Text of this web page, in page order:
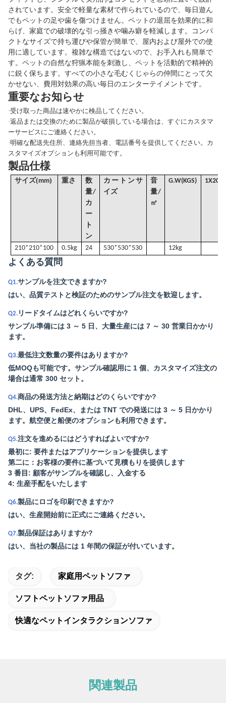
されています。安全で軽量な素材で作られているので、毎日遊ん
でもペットの足や歯を傷つけません。ペットの退屈を効果的に和
らげ、家庭での破壊的な引っ掻きや噛み癖を軽減します。コンパ
クトなサイズで持ち運びや保管が簡単で、屋内および屋外での使
用に適しています。複雑な構造ではないので、お手入れも簡単で
す。ペットの自然な狩猟本能を刺激し、ペットを活動的で精神的
に鋭く保ちます。すべての小さな毛むくじゃらの仲間にとって欠
かせない、費用対効果の高い毎日のエンターテイメントです。
重要なお知らせ
·受け取った商品は速やかに検品してください。
·返品または交換のために製品が破損している場合は、すぐにカスタマ
ーサービスにご連絡ください。
·明確な配送先住所、連絡先担当者、電話番号を提供してください。カ
スタマイズオプションも利用可能です。
製品仕様
サイズ(mm) 重さ
数
量/
カ
ー
ト
ン
カートンサ
イズ
音
量/
㎥
G.W(KGS)
210*210*100 0.5kg 24 530*530*530 12kg
よくある質問
Q1.サンプルを注文できますか?
はい、品質テストと検証のためのサンプル注文を歓迎します。
Q2. リードタイムはどれくらいですか?
サンプル準備には 3 ～ 5 日、大量生産には 7 ～ 30 営業日かかり
ます。
Q3.最低注文数量の要件はありますか?
低MOQも可能です。サンプル確認用に 1 個、カスタマイズ注文の
場合は通常 300 セット。
Q4.商品の発送方法と納期はどのくらいですか?
DHL、UPS、FedEx、または TNT での発送には 3 ～ 5 日かかり
ます。航空便と船便のオプションも利用できます。
Q5.注文を進めるにはどうすればよいですか?
最初に: 要件またはアプリケーションを提供します
第二に：お客様の要件に基づいて見積もりを提供します
3 番目: 顧客がサンプルを確認し、入金する
4: 生産手配をいたします
Q6.製品にロゴを印刷できますか?
はい、生産開始前に正式にご連絡ください。
Q7.製品保証はありますか?
はい、当社の製品には 1 年間の保証が付いています。
タグ: 家庭用ペットソファ
ソフトペットソファ用品
快適なペットインタラクションソファ
関連製品